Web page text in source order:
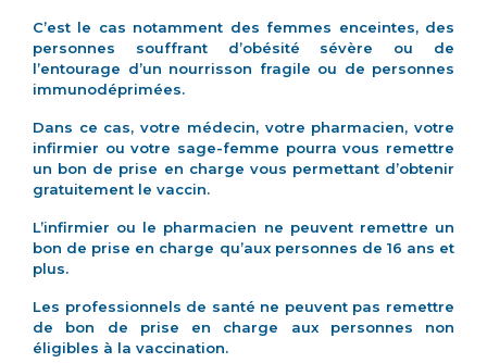
C’est le cas notamment des femmes enceintes, des
personnes souffrant d’obésité sévère ou de
l’entourage d’un nourrisson fragile ou de personnes
immunodéprimées.
Dans ce cas, votre médecin, votre pharmacien, votre
infirmier ou votre sage-femme pourra vous remettre
un bon de prise en charge vous permettant d’obtenir
gratuitement le vaccin.
L’infirmier ou le pharmacien ne peuvent remettre un
bon de prise en charge qu’aux personnes de 16 ans et
plus.
Les professionnels de santé ne peuvent pas remettre
de bon de prise en charge aux personnes non
éligibles à la vaccination.